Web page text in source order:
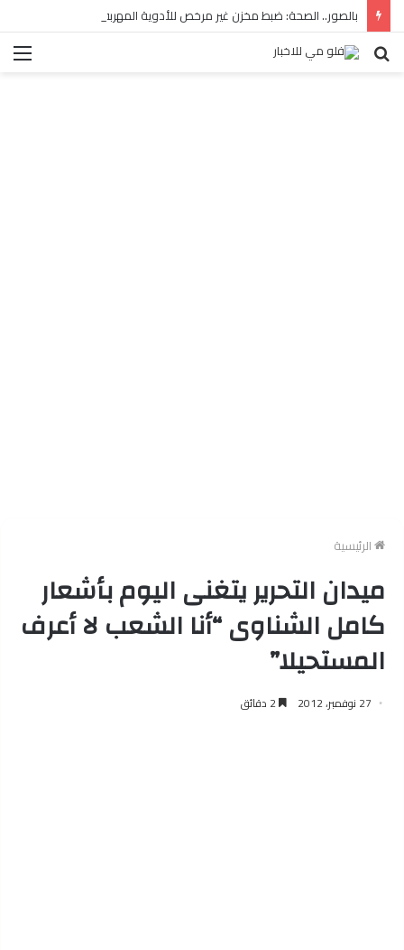
بالصور.. الصحة: ضبط مخزن غير مرخص للأدوية المهربة بالبساتين
بحث
الرئيسية
ميدان التحرير يتغنى اليوم بأشعار
كامل الشناوى “أنا الشعب لا أعرف
المستحيلا”
27 نوفمبر، 2012